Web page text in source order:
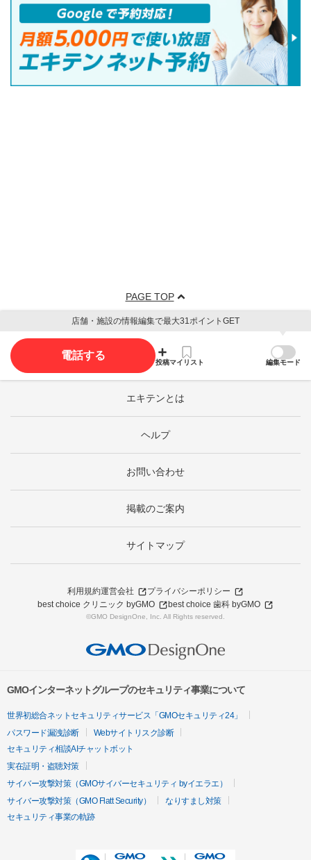
PAGE TOP
店舗・施設の情報編集で最大31ポイントGET
電話する
投稿マイリスト 編集モード
エキテンとは
ヘルプ
お問い合わせ
掲載のご案内
サイトマップ
利用規約運営会社
プライバシーポリシー
best choice クリニック byGMO
best choice 歯科 byGMO
©GMO DesignOne, Inc. All Rights reserved.
GMOインターネットグループのセキュリティ事業について
世界初総合ネットセキュリティサービス「GMOセキュリティ24」
パスワード漏洩診断
Webサイトリスク診断
セキュリティ相談AIチャットボット
実在証明・盗聴対策
サイバー攻撃対策（GMOサイバーセキュリティ byイエラエ）
サイバー攻撃対策（GMO Flatt Security）
なりすまし対策
セキュリティ事業の軌跡